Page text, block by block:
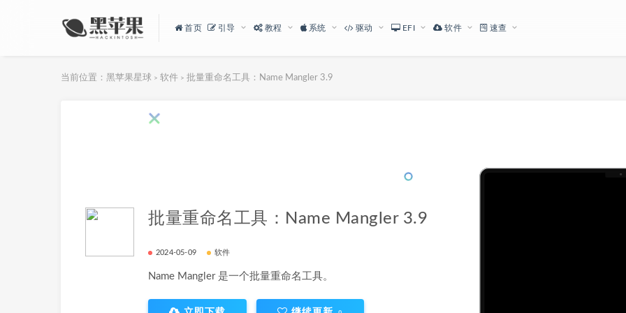
首页 引导 教程 系统 驱动 EFI 软件 速查
当前位置： 黑苹果星球 > 软件 > 批量重命名工具：Name Mangler 3.9
批量重命名工具：Name Mangler 3.9
2024-05-09 软件
Name Mangler 是一个批量重命名工具。